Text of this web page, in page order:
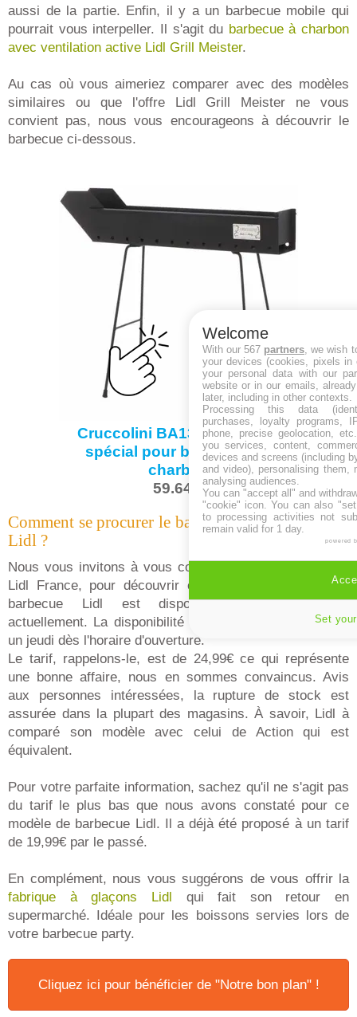
aussi de la partie. Enfin, il y a un barbecue mobile qui
pourrait vous interpeller. Il s'agit du barbecue à charbon
avec ventilation active Lidl Grill Meister.
Au cas où vous aimeriez comparer avec des modèles
similaires ou que l'offre Lidl Grill Meister ne vous
convient pas, nous vous encourageons à découvrir le
barbecue ci-dessous.
Cruccolini BA13 - Barbecue
spécial pour brochettes à
charbon
59.64 €
Comment se procurer le barbecue charbon de bois
Lidl ?
Nous vous invitons à vous connecter sur le site officiel
Lidl France, pour découvrir ce produit. Par contre, le
barbecue Lidl est disponible en supermarché
actuellement. La disponibilité de celui-ci est le 23 avril,
un jeudi dès l'horaire d'ouverture.
Le tarif, rappelons-le, est de 24,99€ ce qui représente
une bonne affaire, nous en sommes convaincus. Avis
aux personnes intéressées, la rupture de stock est
assurée dans la plupart des magasins. À savoir, Lidl à
comparé son modèle avec celui de Action qui est
équivalent.
Pour votre parfaite information, sachez qu'il ne s'agit pas
du tarif le plus bas que nous avons constaté pour ce
modèle de barbecue Lidl. Il a déjà été proposé à un tarif
de 19,99€ par le passé.
En complément, nous vous suggérons de vous offrir la
fabrique à glaçons Lidl qui fait son retour en
supermarché. Idéale pour les boissons servies lors de
votre barbecue party.
Cliquez ici pour bénéficier de "Notre bon plan" !
Welcome
With our 567 partners, we wish
your devices (cookies, pixels
your personal data with our
website or in our emails,
later, including in other contexts.
Processing this data
purchases, loyalty programs,
phone, precise geolocation,
you services, content,
devices and screens (including
and video), personalising them,
analysing audiences.
You can "accept all" and
"cookie" icon. You can also
to processing activities not
remain valid for 1 day.
powered
Set